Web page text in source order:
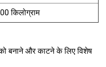
किलोग्राम
बनाने और काटने के लिए विशेष